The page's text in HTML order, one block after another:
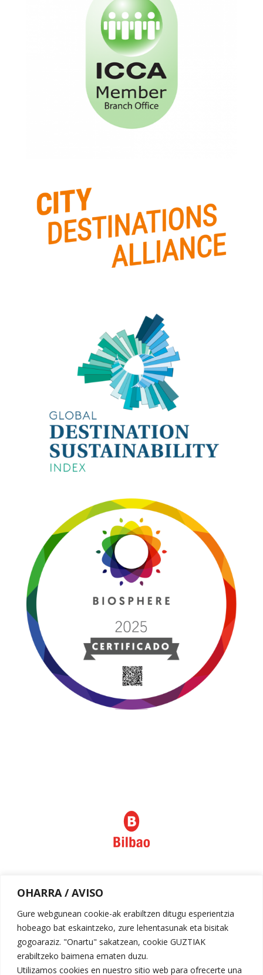
OHARRA / AVISO
Gure webgunean cookie-ak erabiltzen ditugu esperientzia
hobeago bat eskaintzeko, zure lehentasunak eta bisitak
gogoaraziz. "Onartu" sakatzean, cookie GUZTIAK
erabiltzeko baimena ematen duzu.
Utilizamos cookies en nuestro sitio web para ofrecerte una
Política de privacidad